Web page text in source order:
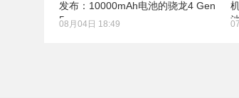
发布：10000mAh电池的骁龙4 Gen
5
08月04日 18:49